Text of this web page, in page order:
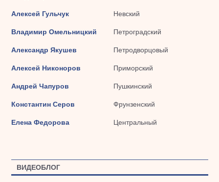
Алексей Гульчук Невский
Владимир Омельницкий Петроградский
Александр Якушев Петродворцовый
Алексей Никоноров Приморский
Андрей Чапуров Пушкинский
Константин Серов Фрунзенский
Елена Федорова Центральный
ВИДЕОБЛОГ